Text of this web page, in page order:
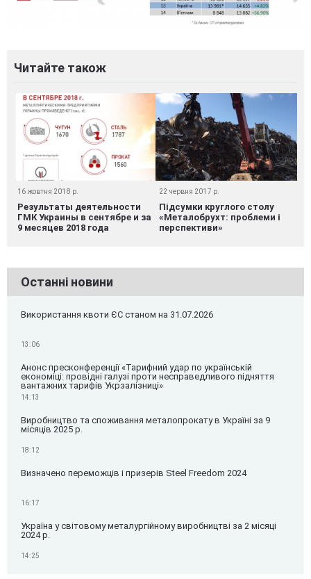
Читайте також
16 жовтня 2018 р.
Результаты деятельности
ГМК Украины в сентябре и за
9 месяцев 2018 года
22 червня 2017 р.
Підсумки круглого столу
«Металобрухт: проблеми і
перспективи»
Останні новини
Використання квоти ЄС станом на 31.07.2026
13:06
Анонс пресконференції «Тарифний удар по українській
економіці: провідні галузі проти несправедливого підняття
вантажних тарифів Укрзалізниці»
14:13
Виробництво та споживання металопрокату в Україні за 9
місяців 2025 р.
18:12
Визначено переможців і призерів Steel Freedom 2024
16:17
Україна у світовому металургійному виробництві за 2 місяці
2024 р.
14:25